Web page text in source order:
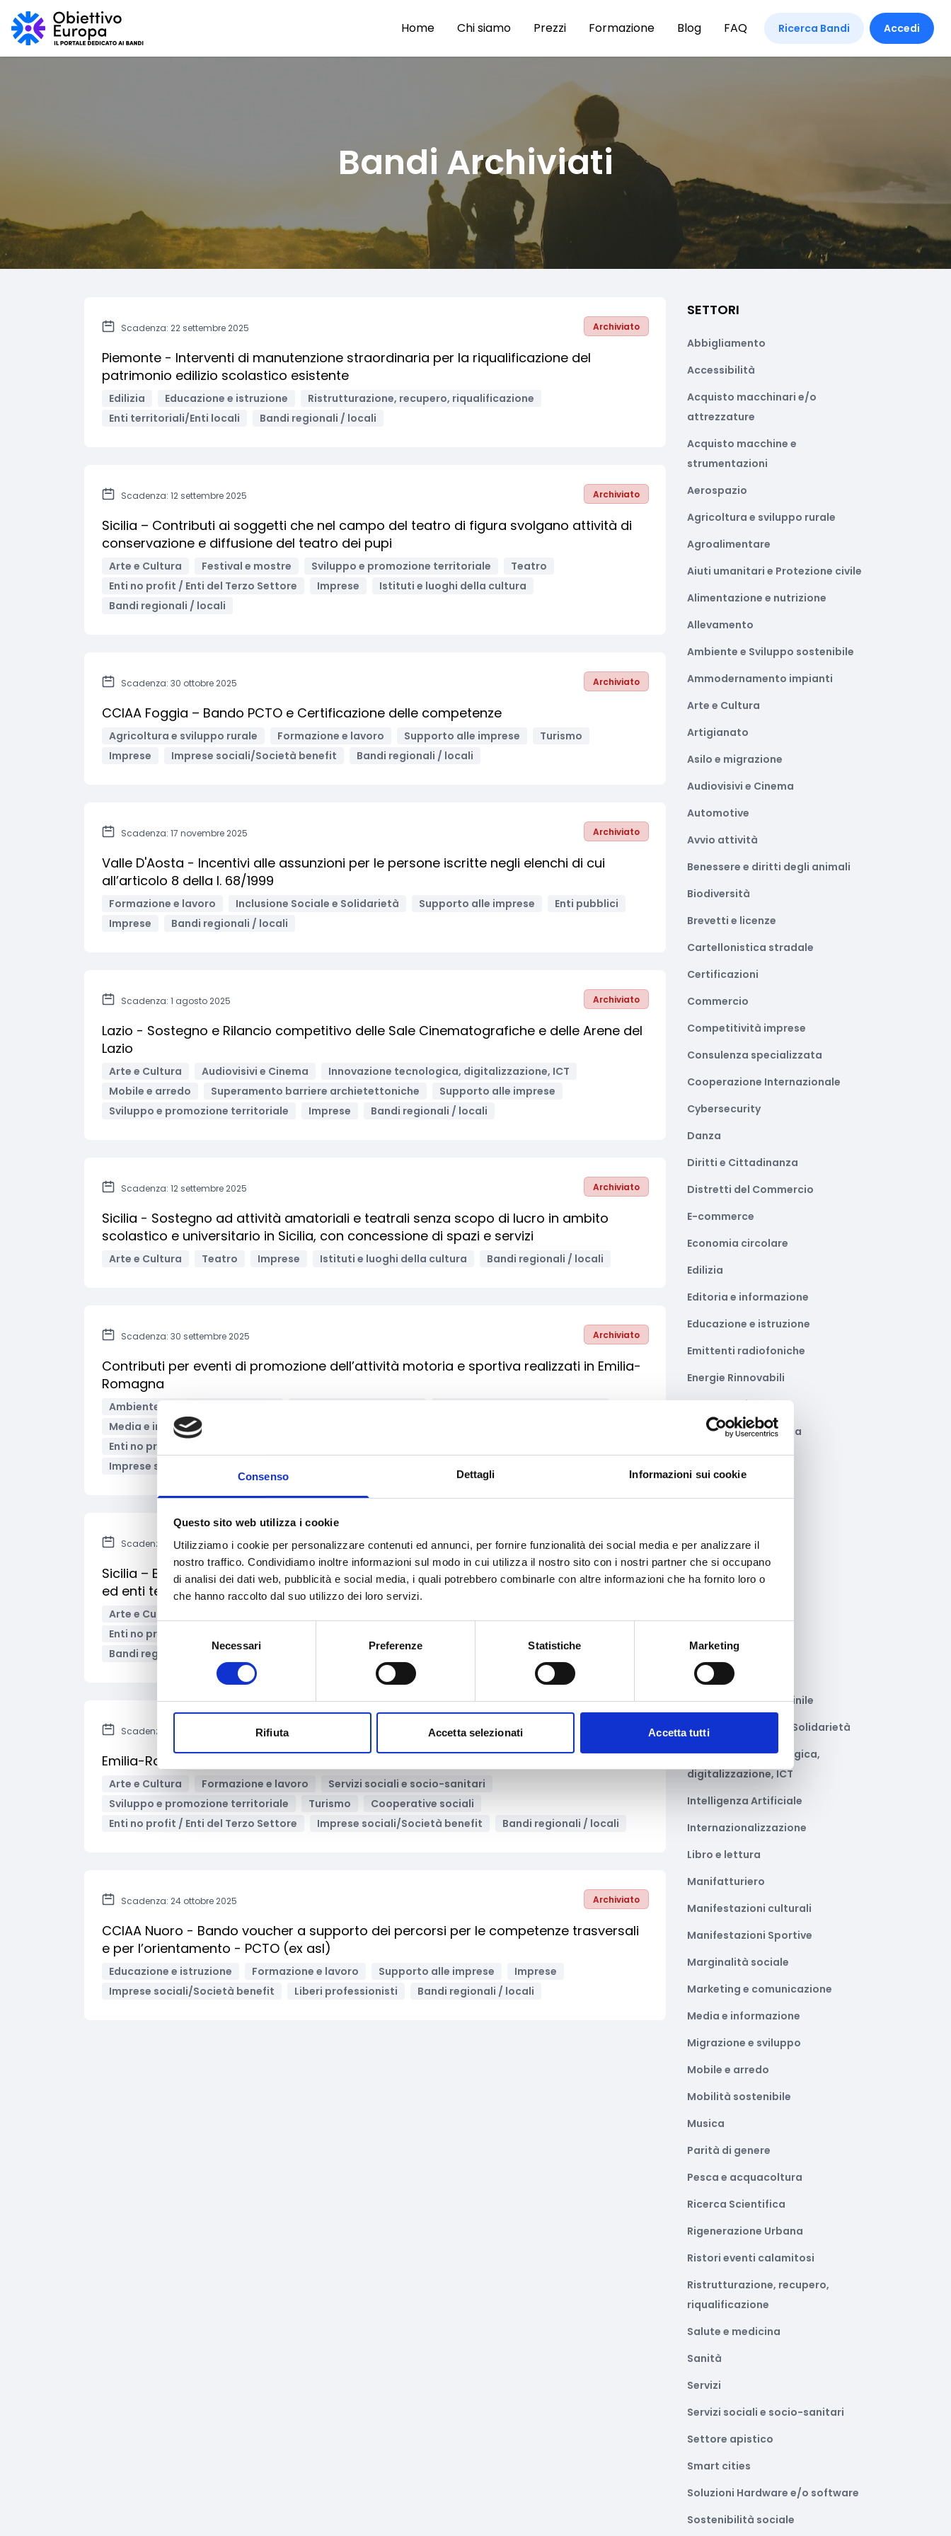
Consenso Dettagli Informazioni sui cookie
Questo sito web utilizza i cookie
Utilizziamo i cookie per personalizzare contenuti ed annunci, per fornire funzionalità dei social media e per analizzare il
nostro traffico. Condividiamo inoltre informazioni sul modo in cui utilizza il nostro sito con i nostri partner che si occupano
di analisi dei dati web, pubblicità e social media, i quali potrebbero combinarle con altre informazioni che ha fornito loro o
che hanno raccolto dal suo utilizzo dei loro servizi.
consenso
Necessari Preferenze Statistiche Marketing
Rifiuta Accetta selezionati Accetta tutti
Home Chi siamo Prezzi Formazione Blog FAQ Ricerca Bandi Accedi
Bandi Archiviati
Scadenza: 22 settembre 2025 Archiviato
Piemonte - Interventi di manutenzione straordinaria per la riqualificazione del
patrimonio edilizio scolastico esistente
Edilizia Educazione e istruzione
Ristrutturazione, recupero, riqualificazione
Enti territoriali/Enti locali
Bandi regionali / locali
Scadenza: 12 settembre 2025 Archiviato
Sicilia – Contributi ai soggetti che nel campo del teatro di figura svolgano attività di
conservazione e diffusione del teatro dei pupi
Arte e Cultura Festival e mostre Sviluppo e promozione territoriale
Teatro
Enti no profit / Enti del Terzo Settore
Imprese
Istituti e luoghi della cultura
Bandi regionali / locali
Scadenza: 30 ottobre 2025 Archiviato
CCIAA Foggia – Bando PCTO e Certificazione delle competenze
Agricoltura e sviluppo rurale Formazione e lavoro Supporto alle imprese
Turismo
Imprese
Imprese sociali/Società benefit Bandi regionali / locali
Scadenza: 17 novembre 2025 Archiviato
Valle D'Aosta - Incentivi alle assunzioni per le persone iscritte negli elenchi di cui
all’articolo 8 della l. 68/1999
Formazione e lavoro Inclusione Sociale e Solidarietà Supporto alle imprese
Enti pubblici
Imprese
Bandi regionali / locali
Scadenza: 1 agosto 2025 Archiviato
Lazio - Sostegno e Rilancio competitivo delle Sale Cinematografiche e delle Arene del
Lazio
Arte e Cultura Audiovisivi e Cinema
Innovazione tecnologica, digitalizzazione, ICT
Mobile e arredo
Superamento barriere archietettoniche
Supporto alle imprese
Sviluppo e promozione territoriale
Imprese Bandi regionali / locali
Scadenza: 12 settembre 2025 Archiviato
Sicilia - Sostegno ad attività amatoriali e teatrali senza scopo di lucro in ambito
scolastico e universitario in Sicilia, con concessione di spazi e servizi
Arte e Cultura Teatro Imprese Istituti e luoghi della cultura Bandi regionali / locali
Scadenza: 30 settembre 2025 Archiviato
Contributi per eventi di promozione dell’attività motoria e sportiva realizzati in Emilia-
Romagna
Ambiente e Sviluppo sostenibile
Media e informazione
Enti no profit / Enti del Terzo Settore
Imprese sociali/Società benefit
Scadenza: 12 settembre 2025 Archiviato
Sicilia – Bando per la concessione di contributi destinati ad associazioni, cooperative
ed enti teatrali gestiti dai privati
Arte e Cultura
Enti no profit / Enti del Terzo Settore
Bandi regionali / locali
Scadenza: 26 agosto 2025
Emilia-Romagna - Bando per le cooperative di comunità
Arte e Cultura Formazione e lavoro
Servizi sociali e socio-sanitari
Sviluppo e promozione territoriale
Turismo
Cooperative sociali
Enti no profit / Enti del Terzo Settore
Imprese sociali/Società benefit Bandi regionali / locali
Scadenza: 24 ottobre 2025 Archiviato
CCIAA Nuoro - Bando voucher a supporto dei percorsi per le competenze trasversali
e per l’orientamento - PCTO (ex asl)
Educazione e istruzione Formazione e lavoro Supporto alle imprese
Imprese
Imprese sociali/Società benefit
Liberi professionisti Bandi regionali / locali
SETTORI
Abbigliamento
Accessibilità
Acquisto macchinari e/o
attrezzature
Acquisto macchine e
strumentazioni
Aerospazio
Agricoltura e sviluppo rurale
Agroalimentare
Aiuti umanitari e Protezione civile
Alimentazione e nutrizione
Allevamento
Ambiente e Sviluppo sostenibile
Ammodernamento impianti
Arte e Cultura
Artigianato
Asilo e migrazione
Audiovisivi e Cinema
Automotive
Avvio attività
Benessere e diritti degli animali
Biodiversità
Brevetti e licenze
Cartellonistica stradale
Certificazioni
Commercio
Competitività imprese
Consulenza specializzata
Cooperazione Internazionale
Cybersecurity
Danza
Diritti e Cittadinanza
Distretti del Commercio
E-commerce
Economia circolare
Edilizia
Editoria e informazione
Educazione e istruzione
Emittenti radiofoniche
Energie Rinnovabili
Farmaceutico
Farmacia e/o chimica
Fashion
Formazione e lavoro
Fotovoltaico
Giustizia e sicurezza
Green economy
Impianti sportivi
Imprenditoria femminile
Inclusione Sociale e Solidarietà
Innovazione tecnologica,
digitalizzazione, ICT
Intelligenza Artificiale
Internazionalizzazione
Libro e lettura
Manifatturiero
Manifestazioni culturali
Manifestazioni Sportive
Marginalità sociale
Marketing e comunicazione
Media e informazione
Migrazione e sviluppo
Mobile e arredo
Mobilità sostenibile
Musica
Parità di genere
Pesca e acquacoltura
Ricerca Scientifica
Rigenerazione Urbana
Ristori eventi calamitosi
Ristrutturazione, recupero,
riqualificazione
Salute e medicina
Sanità
Servizi
Servizi sociali e socio-sanitari
Settore apistico
Smart cities
Soluzioni Hardware e/o software
Sostenibilità sociale